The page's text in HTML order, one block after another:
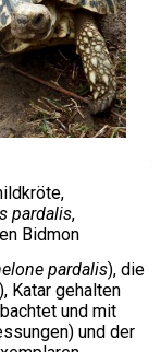
pardalis,
Bidmon
pardalis), die
Katar gehalten
und mit
und der